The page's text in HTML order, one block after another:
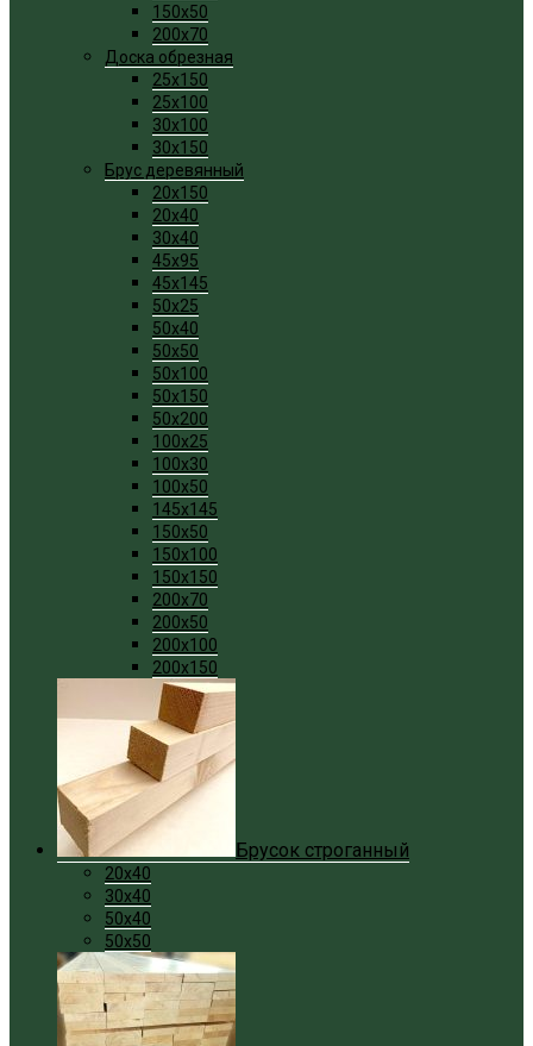
150x50
200x70
Доска обрезная
25x150
25x100
30x100
30x150
Брус деревянный
20x150
20x40
30x40
45x95
45x145
50x25
50x40
50x50
50x100
50x150
50x200
100x25
100x30
100x50
145x145
150x50
150x100
150x150
200x70
200x50
200x100
200x150
Брусок строганный
20x40
30x40
50x40
50x50